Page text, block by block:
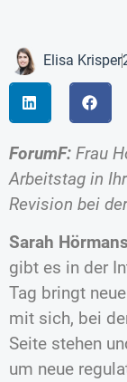
Elisa Krisper
ForumF: Frau
Arbeitstag in
Revision bei
Sarah
gibt es in der
Tag bringt
mit sich, bei
Seite stehen
um neue